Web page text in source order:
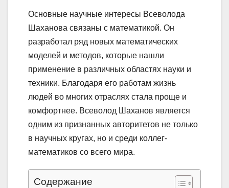
Основные научные интересы Всеволода
Шаханова связаны с математикой. Он
разработал ряд новых математических
моделей и методов, которые нашли
применение в различных областях науки и
техники. Благодаря его работам жизнь
людей во многих отраслях стала проще и
комфортнее. Всеволод Шаханов является
одним из признанных авторитетов не только
в научных кругах, но и среди коллег-
математиков со всего мира.
Содержание